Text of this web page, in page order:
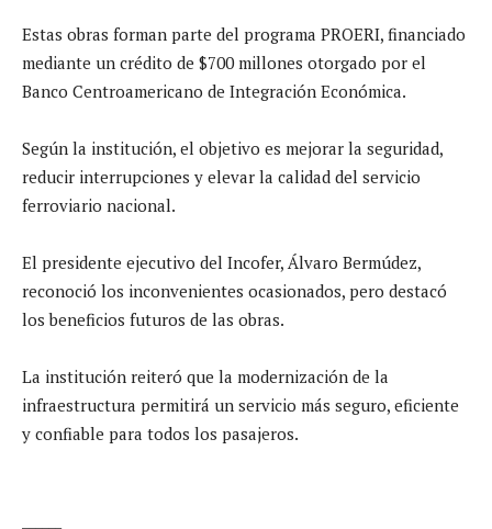
Estas obras forman parte del programa PROERI, financiado
mediante un crédito de $700 millones otorgado por el
Banco Centroamericano de Integración Económica.
Según la institución, el objetivo es mejorar la seguridad,
reducir interrupciones y elevar la calidad del servicio
ferroviario nacional.
El presidente ejecutivo del Incofer, Álvaro Bermúdez,
reconoció los inconvenientes ocasionados, pero destacó
los beneficios futuros de las obras.
La institución reiteró que la modernización de la
infraestructura permitirá un servicio más seguro, eficiente
y confiable para todos los pasajeros.